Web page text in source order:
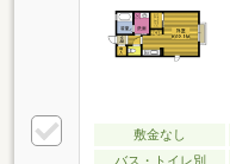
敷金なし